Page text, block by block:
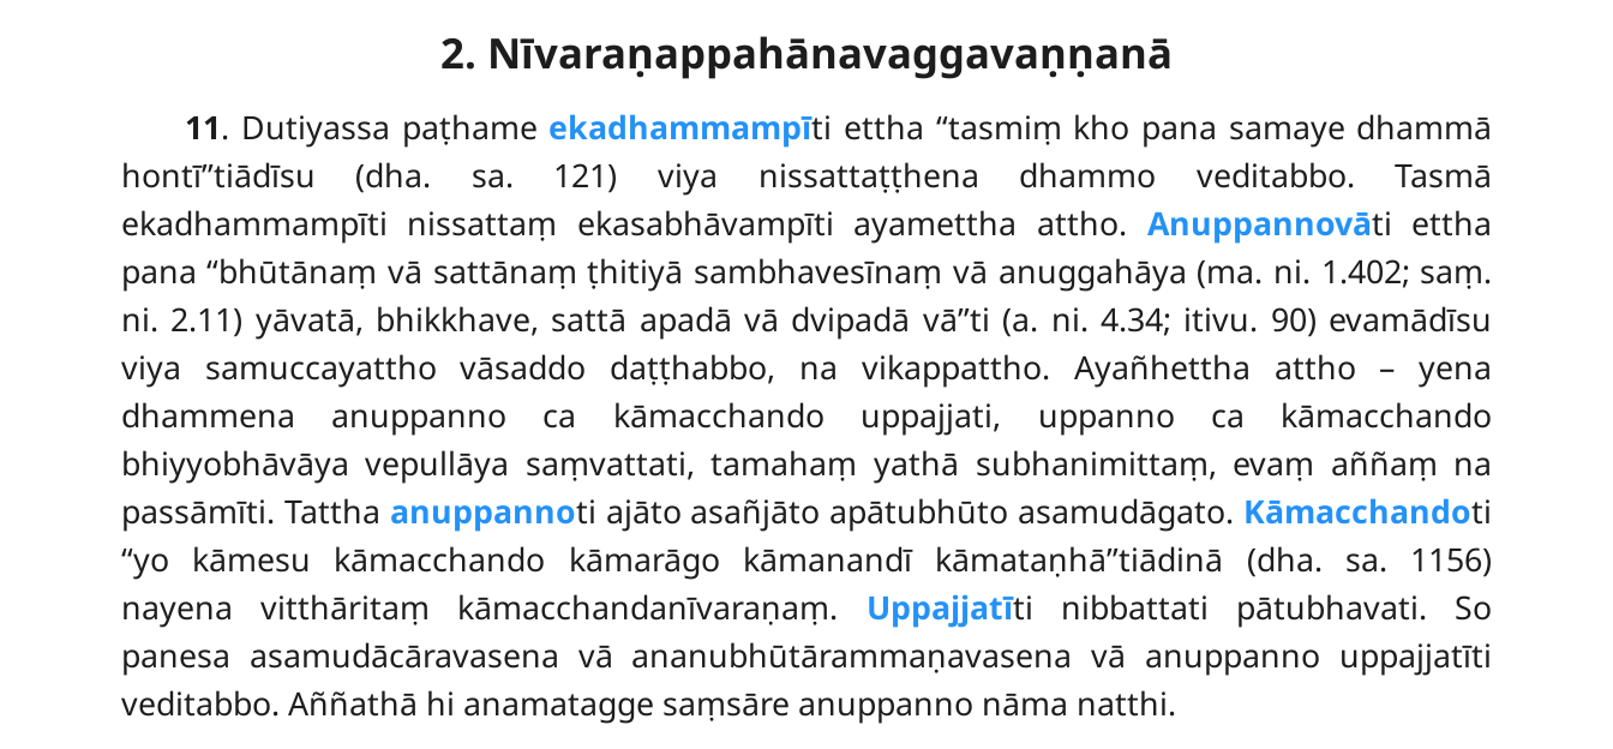
2. Nīvaraṇappahānavaggavaṇṇanā
11. Dutiyassa paṭhame ekadhammampīti ettha ‘‘tasmiṃ kho pana samaye dhammā
hontī’’tiādīsu (dha. sa. 121) viya nissattaṭṭhena dhammo veditabbo. Tasmā
ekadhammampīti nissattaṃ ekasabhāvampīti ayamettha attho. Anuppannovāti ettha
pana ‘‘bhūtānaṃ vā sattānaṃ ṭhitiyā sambhavesīnaṃ vā anuggahāya (ma. ni. 1.402; saṃ.
ni. 2.11) yāvatā, bhikkhave, sattā apadā vā dvipadā vā’’ti (a. ni. 4.34; itivu. 90) evamādīsu
viya samuccayattho vāsaddo daṭṭhabbo, na vikappattho. Ayañhettha attho – yena
dhammena anuppanno ca kāmacchando uppajjati, uppanno ca kāmacchando
bhiyyobhāvāya vepullāya saṃvattati, tamahaṃ yathā subhanimittaṃ, evaṃ aññaṃ na
passāmīti. Tattha anuppannoti ajāto asañjāto apātubhūto asamudāgato. Kāmacchandoti
‘‘yo kāmesu kāmacchando kāmarāgo kāmanandī kāmataṇhā’’tiādinā (dha. sa. 1156)
nayena vitthāritaṃ kāmacchandanīvaraṇaṃ. Uppajjatīti nibbattati pātubhavati. So
panesa asamudācāravasena vā ananubhūtārammaṇavasena vā anuppanno uppajjatīti
veditabbo. Aññathā hi anamatagge saṃsāre anuppanno nāma natthi.